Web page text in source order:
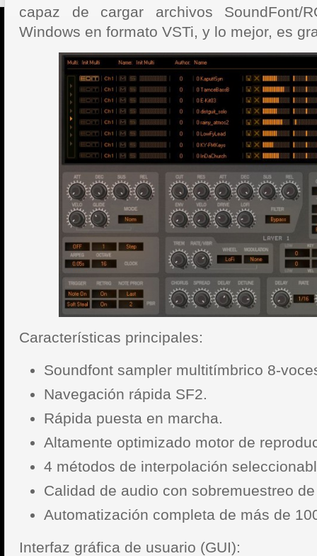
capaz de cargar archivos SoundFont/
Windows en formato VSTi, y lo mejor, es
Características principales:
Soundfont sampler multitímbrico 8-
Navegación rápida SF2.
Rápida puesta en marcha.
Altamente optimizado motor de
4 métodos de interpolación
Calidad de audio con sobremuestreo
Automatización completa de más de
Interfaz gráfica de usuario (GUI):